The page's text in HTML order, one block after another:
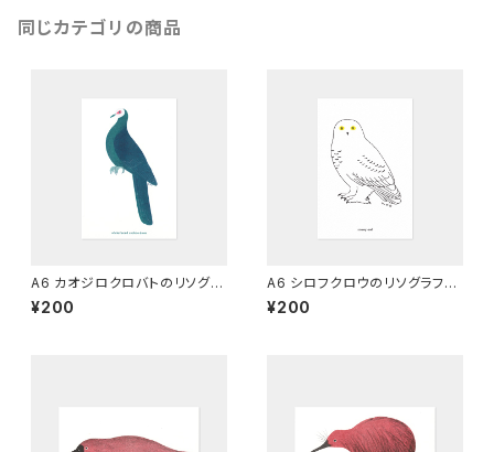
同じカテゴリの商品
A6 カオジロクロバトのリソグラ
フ
¥200
A6 シロフクロウのリソグラフ
[マーメイド]
¥200